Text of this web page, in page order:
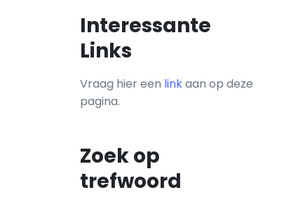
Interessante
Links
Vraag hier een linkaan op deze
pagina.
Zoek op
trefwoord